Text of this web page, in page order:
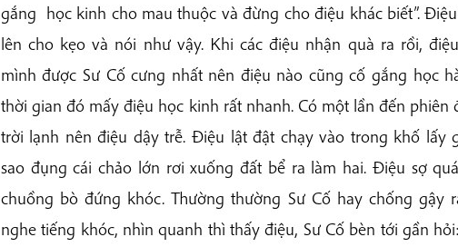
gắng học kinh cho mau thuộc và đừng cho điệu khác biết”.
lên cho kẹo và nói như vậy. Khi các điệu nhận quà ra rồi,
mình được Sư Cố cưng nhất nên điệu nào cũng cố gắng học
thời gian đó mấy điệu học kinh rất nhanh. Có một lần đến phiên
trời lạnh nên điệu dậy trễ. Điệu lật đật chạy vào trong khố lấy
sao đụng cái chảo lớn rơi xuống đất bể ra làm hai. Điệu sợ
chuồng bò đứng khóc. Thường thường Sư Cố hay chống gậy
nghe tiếng khóc, nhìn quanh thì thấy điệu, Sư Cố bèn tới gần